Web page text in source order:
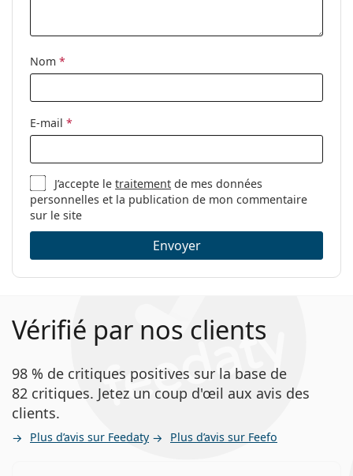
Étui:
Oui
Sexe:
Pour hommes
Catégorie:
Lunettes de vue
Marque:
Gucci
Code:
Nom *
E-mail *
J’accepte letraitement de mes données
personnelles et la publication de mon commentaire
sur le site
Envoyer
Vérifié par nos clients
98 % de critiques positives sur la base de
82 critiques. Jetez un coup d'œil aux avis des
clients.
Plus d’avis sur Feedaty Plus d’avis sur Feefo